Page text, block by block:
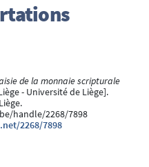
de la monnaie scripturale
- Université de Liège].
handle/2268/7898
2268/7898